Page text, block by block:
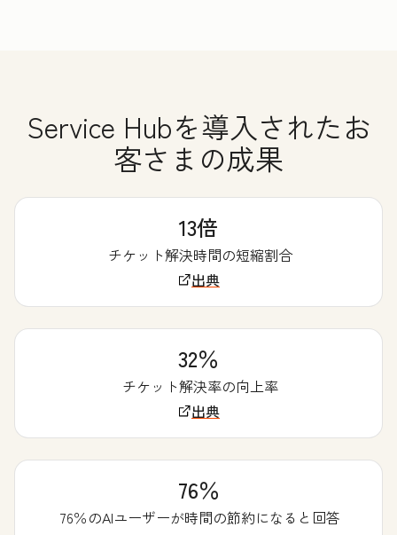
Service Hubを導入されたお
客さまの成果
13倍
チケット解決時間の短縮割合
出典
32％
チケット解決率の向上率
出典
76％
76％のAIユーザーが時間の節約になると回答